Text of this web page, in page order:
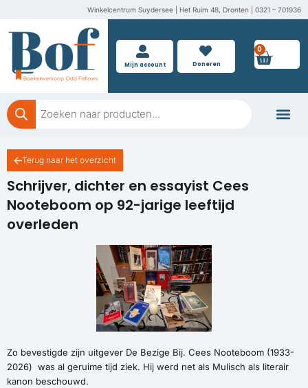
inhoud
Winkelcentrum Suydersee | Het Ruim 48, Dronten | 0321 – 701936
Mijn account Doneren
0
Producten
zoeken
Schrijver, dichter en essayist Cees
Nooteboom op 92-jarige leeftijd
overleden
Terug naar het overzicht
Zo bevestigde zijn uitgever De Bezige Bij. Cees Nooteboom (1933-
2026) was al geruime tijd ziek. Hij werd net als Mulisch als literair
kanon beschouwd.